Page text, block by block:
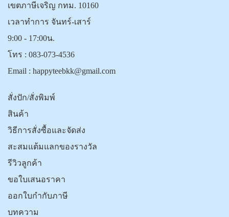
เขตภาษีเจริญ กทม. 10160
เวลาทำการ จันทร์-เสาร์
9:00 - 17:00น.
โทร : 083-073-4536
Email : happyteebkk@gmail.com
สั่งปัก/สั่งพิมพ์
สินค้า
วิธีการสั่งซื้อและจัดส่ง
สะสมแต้มแลกของรางวัล
รีวิวลูกค้า
ขอใบเสนอราคา
ออกใบกำกับภาษี
บทความ